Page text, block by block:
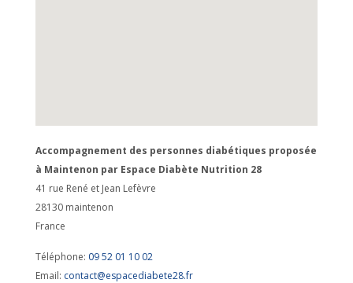
Accompagnement des personnes diabétiques proposée
à Maintenon par Espace Diabète Nutrition 28
41 rue René et Jean Lefèvre
28130 maintenon
France
Téléphone: 09 52 01 10 02
Email: contact@espacediabete28.fr